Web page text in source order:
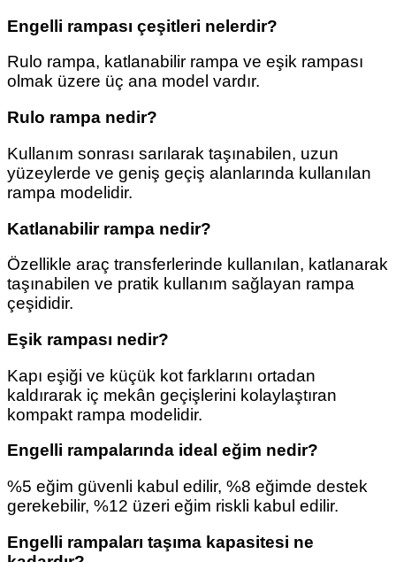
Engelli rampası çeşitleri nelerdir?
Rulo rampa, katlanabilir rampa ve eşik rampası
olmak üzere üç ana model vardır.
Rulo rampa nedir?
Kullanım sonrası sarılarak taşınabilen, uzun
yüzeylerde ve geniş geçiş alanlarında kullanılan
rampa modelidir.
Katlanabilir rampa nedir?
Özellikle araç transferlerinde kullanılan, katlanarak
taşınabilen ve pratik kullanım sağlayan rampa
çeşididir.
Eşik rampası nedir?
Kapı eşiği ve küçük kot farklarını ortadan
kaldırarak iç mekân geçişlerini kolaylaştıran
kompakt rampa modelidir.
Engelli rampalarında ideal eğim nedir?
%5 eğim güvenli kabul edilir, %8 eğimde destek
gerekebilir, %12 üzeri eğim riskli kabul edilir.
Engelli rampaları taşıma kapasitesi ne